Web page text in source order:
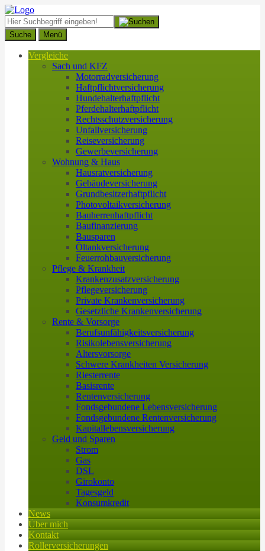
Suche Menü
Vergleiche
Sach und KFZ
Motorradversicherung
Haftpflichtversicherung
Hundehalterhaftpflicht
Pferdehalterhaftpflicht
Rechtsschutzversicherung
Unfallversicherung
Reiseversicherung
Gewerbeversicherung
Wohnung & Haus
Hausratversicherung
Gebäudeversicherung
Grundbesitzerhaftpflicht
Photovoltaikversicherung
Bauherrenhaftpflicht
Baufinanzierung
Bausparen
Öltankversicherung
Feuerrohbauversicherung
Pflege & Krankheit
Krankenzusatzversicherung
Pflegeversicherung
Private Krankenversicherung
Gesetzliche Krankenversicherung
Rente & Vorsorge
Berufs­unfähigkeitsversicherung
Risikolebensversicherung
Altersvorsorge
Schwere Krankheiten Versicherung
Riesterrente
Basisrente
Rentenversicherung
Fondsgebundene Lebensversicherung
Fondsgebundene Rentenversicherung
Kapitallebensversicherung
Geld und Sparen
Strom
Gas
DSL
Girokonto
Tagesgeld
Konsumkredit
News
Über mich
Kontakt
Rollerversicherungen